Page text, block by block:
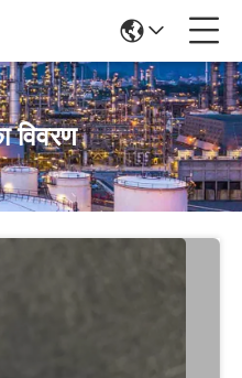
विवरण